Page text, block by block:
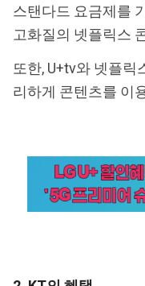
스탠다드 요금제를
고화질의 넷플릭스
또한, U+tv와 넷플릭
리하게 콘텐츠를 이